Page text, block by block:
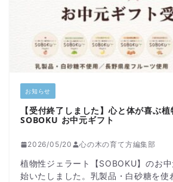
お知らせ
【受付終了しました】心と体が喜ぶ
SOBOKU お中元ギフト
2026/05/20 心の木の育て方編集部
植物性ジェラート【SOBOKU】のお
始いたしました。乳製品・白砂糖を使